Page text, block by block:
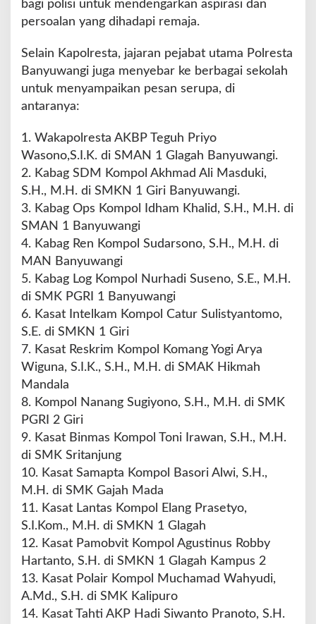
e
t
i
u
m
bagi polisi untuk mendengarkan aspirasi dan
persoalan yang dihadapi remaja.
Selain Kapolresta, jajaran pejabat utama Polresta
Banyuwangi juga menyebar ke berbagai sekolah
untuk menyampaikan pesan serupa, di
antaranya:
1. Wakapolresta AKBP Teguh Priyo
Wasono,S.I.K. di SMAN 1 Glagah Banyuwangi.
2. Kabag SDM Kompol Akhmad Ali Masduki,
S.H., M.H. di SMKN 1 Giri Banyuwangi.
3. Kabag Ops Kompol Idham Khalid, S.H., M.H. di
SMAN 1 Banyuwangi
4. Kabag Ren Kompol Sudarsono, S.H., M.H. di
MAN Banyuwangi
5. Kabag Log Kompol Nurhadi Suseno, S.E., M.H.
di SMK PGRI 1 Banyuwangi
6. Kasat Intelkam Kompol Catur Sulistyantomo,
S.E. di SMKN 1 Giri
7. Kasat Reskrim Kompol Komang Yogi Arya
Wiguna, S.I.K., S.H., M.H. di SMAK Hikmah
Mandala
8. Kompol Nanang Sugiyono, S.H., M.H. di SMK
PGRI 2 Giri
9. Kasat Binmas Kompol Toni Irawan, S.H., M.H.
di SMK Sritanjung
10. Kasat Samapta Kompol Basori Alwi, S.H.,
M.H. di SMK Gajah Mada
11. Kasat Lantas Kompol Elang Prasetyo,
S.I.Kom., M.H. di SMKN 1 Glagah
12. Kasat Pamobvit Kompol Agustinus Robby
Hartanto, S.H. di SMKN 1 Glagah Kampus 2
13. Kasat Polair Kompol Muchamad Wahyudi,
A.Md., S.H. di SMK Kalipuro
14. Kasat Tahti AKP Hadi Siwanto Pranoto, S.H.